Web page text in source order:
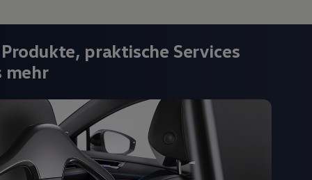
praktische Services
mehr